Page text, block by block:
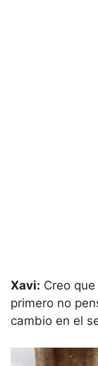
Xavi: Creo
primero no
cambio en el